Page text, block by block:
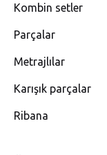
Kombin setler
Parçalar
Metrajlılar
Karışık parçalar
Ribana